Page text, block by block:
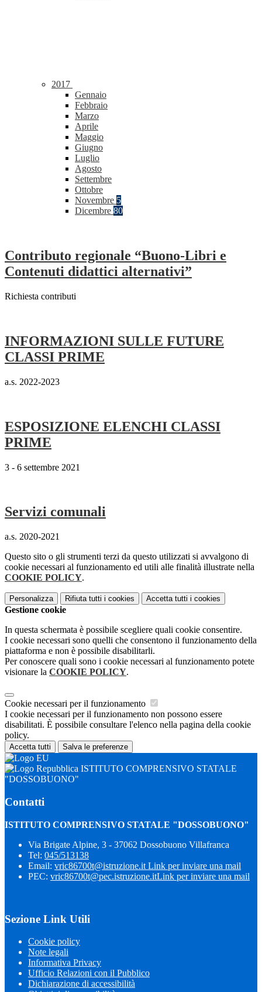
2017
Gennaio
Febbraio
Marzo
Aprile
Maggio
Giugno
Luglio
Agosto
Settembre
Ottobre
Novembre 5
Dicembre 80
Contributo regionale “Buono-Libri e
Contenuti didattici alternativi”
Richiesta contributi
INFORMAZIONI SULLE FUTURE
CLASSI PRIME
a.s. 2022-2023
ESPOSIZIONE ELENCHI CLASSI
PRIME
3 - 6 settembre 2021
Servizi comunali
a.s. 2020-2021
Questo sito o gli strumenti terzi da questo utilizzati si avvalgono di
cookie necessari al funzionamento ed utili alle finalità illustrate nella
COOKIE POLICY.
Personalizza Rifiuta tutti i cookies Accetta tutti i cookies
Gestione cookie
In questa schermata è possibile scegliere quali cookie consentire.
I cookie necessari sono quelli che consentono il funzionamento della
piattaforma e non è possibile disabilitarli.
Per conoscere quali sono i cookie necessari al funzionamento potete
visionare la COOKIE POLICY.
Cookie necessari per il funzionamento
I cookie necessari per il funzionamento non possono essere
disabilitati. È possibile consultare l'elenco nella pagina della cookie
policy.
Accetta tutti Salva le preferenze
ISTITUTO COMPRENSIVO STATALE
"DOSSOBUONO"
Contatti
ISTITUTO COMPRENSIVO STATALE "DOSSOBUONO"
Via Brigate Alpine, 3 - 37062 Dossobuono Villafranca
Tel: 045/513138
Email: vric86700t@istruzione.it Link per inviare una mail
PEC: vric86700t@pec.istruzione.itLink per inviare una mail
Sezione Link Utili
Cookie policy
Note legali
Informativa Privacy
Ufficio Relazioni con il Pubblico
Dichiarazione di accessibilità